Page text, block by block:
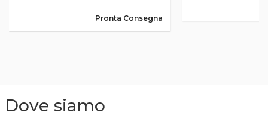
Pronta Consegna
Dove siamo